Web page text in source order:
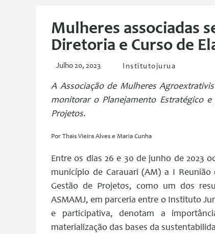
Mulheres associadas
Diretoria e Curso de
Julho 20, 2023 Institutojurua
A Associação de Mulheres
monitorar o Planejamento Estratégico
Projetos.
Por Thais Vieira Alves e Maria Cunha
Entre os dias 26 e 30 de junho de 2023
município de Carauari (AM) a I
Gestão de Projetos, como um dos
ASMAMJ, em parceria entre o Instituto
e participativa, denotam a
materialização das bases da